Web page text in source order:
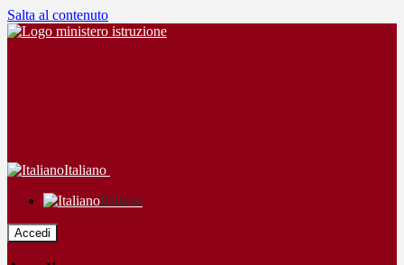
Salta al contenuto
Italiano
Italiano
Accedi